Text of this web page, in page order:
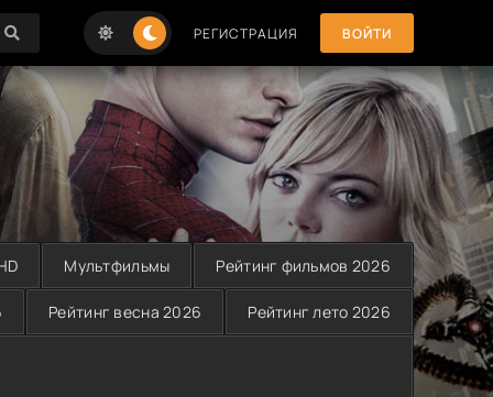
РЕГИСТРАЦИЯ ВОЙТИ
Мультфильмы Рейтинг фильмов 2026
Рейтинг весна 2026 Рейтинг лето 2026